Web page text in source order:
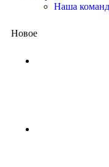
Наша
Новое